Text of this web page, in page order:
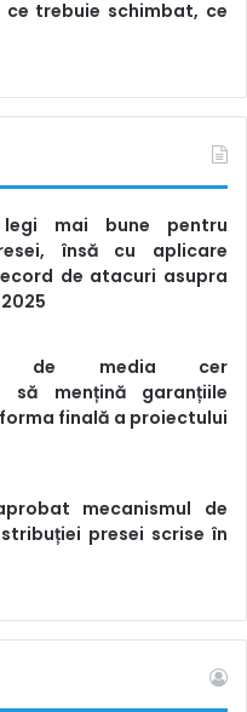
ce trebuie schimbat, ce
mai bune pentru
însă cu aplicare
de atacuri asupra
de media cer
să mențină garanțiile
forma finală a proiectului
mecanismul de
presei scrise în